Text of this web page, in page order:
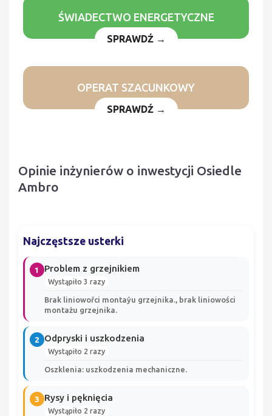
ŚWIADECTWO ENERGETYCZNE
SPRAWDŹ →
OPERAT SZACUNKOWY
SPRAWDŹ →
Opinie inżynierów o inwestycji Osiedle
Ambro
Najczęstsze usterki
1 Problem z grzejnikiem
Wystąpiło 3 razy
Brak liniowořci montaŷu grzejnika., brak liniowości
montażu grzejnika.
2 Odpryski i uszkodzenia
Wystąpiło 2 razy
Oszklenia: uszkodzenia mechaniczne.
3 Rysy i pęknięcia
Wystąpiło 2 razy